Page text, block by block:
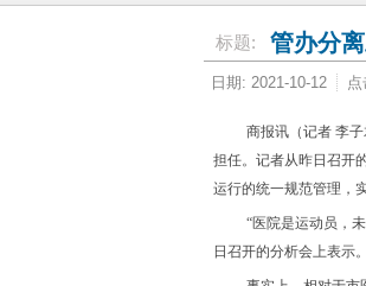
标题: 管办分
日期: 2021-10-12
商报讯（记者 李
担任。记者从昨日召开
运行的统一规范管理，
“医院是运动员，
日召开的分析会上表示。